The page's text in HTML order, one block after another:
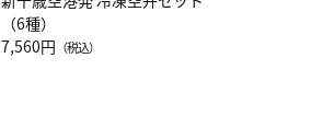
（6種）
7,560円 （税込）